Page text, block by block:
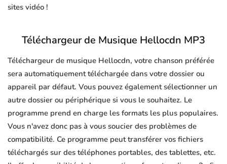
sites vidéo !
Téléchargeur de Musique Hellocdn MP3
Téléchargeur de musique Hellocdn, votre chanson préférée
sera automatiquement téléchargée dans votre dossier ou
appareil par défaut. Vous pouvez également sélectionner un
autre dossier ou périphérique si vous le souhaitez. Le
programme prend en charge les formats les plus populaires.
Vous n'avez donc pas à vous soucier des problèmes de
compatibilité. Ce programme peut transférer vos fichiers
téléchargés sur des téléphones portables, des tablettes, etc.